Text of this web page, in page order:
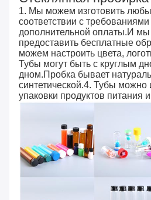
1. Мы можем изготовить
соответствии с требованиями
дополнительной оплаты.И
предоставить бесплатные
можем настроить цвета,
Тубы могут быть с круглым
дном.Пробка бывает
синтетической.4. Тубы можно
упаковки продуктов питания и